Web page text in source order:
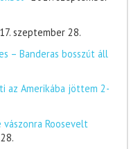
szeptember 28.
– Banderas bosszút áll
az Amerikába jöttem 2-
vászonra Roosevelt